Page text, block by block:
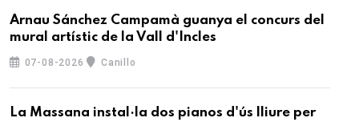
Arnau Sánchez Campamà guanya el concurs del
mural artístic de la Vall d'Incles
07-08-2026 Canillo
La Massana instal·la dos pianos d'ús lliure per